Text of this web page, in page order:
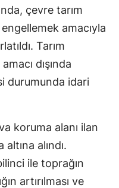
Giresun
Gümüşhane
Isparta
Mersin
çevre tarım
amacıyla
Tarım
dışında
durumunda idari
koruma alanı ilan
alındı.
ile toprağın
artırılması ve